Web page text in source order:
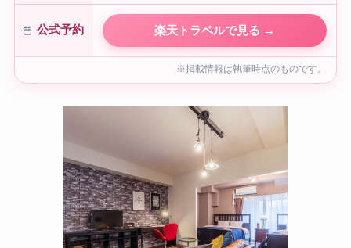
公式予約 楽天トラベルで見る →
※掲載情報は執筆時点のものです。